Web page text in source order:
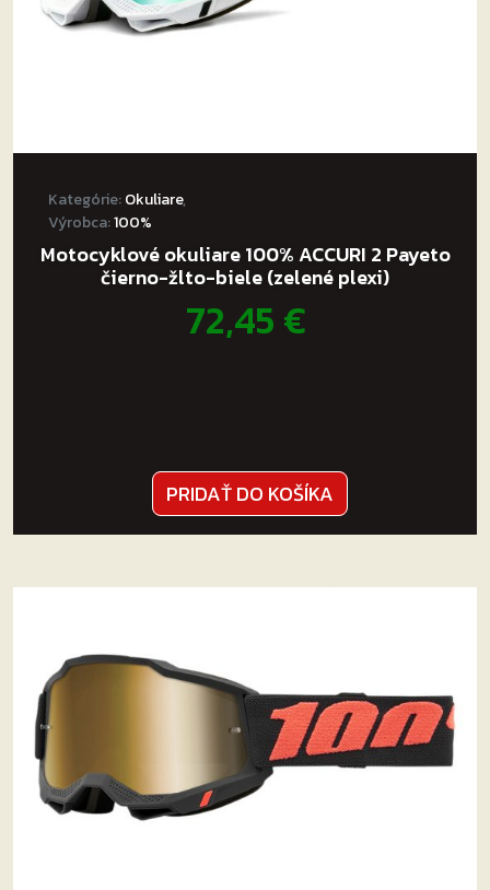
Kategórie:Okuliare,
Výrobca:100%
Motocyklové okuliare 100% ACCURI 2 Payeto
čierno-žlto-biele (zelené plexi)
72,45€
PRIDAŤ DO KOŠÍKA